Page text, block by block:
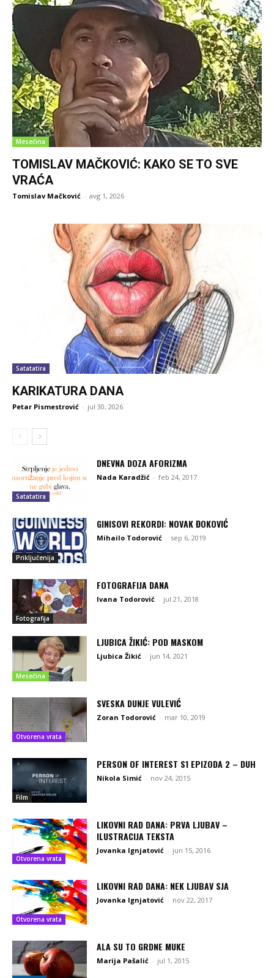
Mesečina
TOMISLAV MAČKOVIĆ: KAKO SE TO SVE
VRAĆA
Tomislav Mačković - avg 1, 2026
Satatatira
KARIKATURA DANA
Petar Pismestrović - jul 30, 2026
Satatatira
DNEVNA DOZA AFORIZMA
Nada Karadžić - feb 24, 2017
Priključenija
GINISOVI REKORDI: NOVAK ĐOKOVIĆ
Mihailo Todorović - sep 6, 2019
Fotografija
FOTOGRAFIJA DANA
Ivana Todorović - jul 21, 2018
Mesečina
LJUBICA ŽIKIĆ: POD MASKOM
Ljubica Žikić - jun 14, 2021
Otvorena vrata
SVESKA DUNJE VULEVIĆ
Zoran Todorović - mar 10, 2019
Film
PERSON OF INTEREST S1 EPIZODA 2 – DUH
Nikola Simić - nov 24, 2015
Otvorena vrata
LIKOVNI RAD DANA: PRVA LJUBAV –
ILUSTRACIJA TEKSTA
Jovanka Ignjatović - jun 15, 2016
Otvorena vrata
LIKOVNI RAD DANA: NEK LJUBAV SJA
Jovanka Ignjatović - nov 22, 2017
ALA SU TO GRDNE MUKE
Marija Pašalić - jul 1, 2015